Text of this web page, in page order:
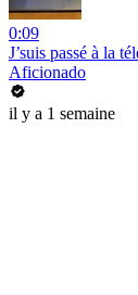
0:09
J’suis passé à la
Aficionado
il y a 1 semaine